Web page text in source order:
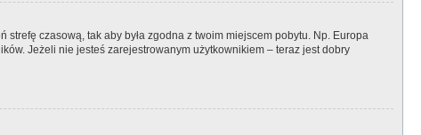
czasową, tak aby była zgodna z twoim miejscem pobytu. Np. Europa
Jeżeli nie jesteś zarejestrowanym użytkownikiem – teraz jest dobry